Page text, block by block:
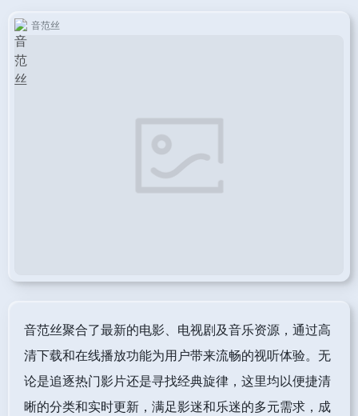
音范丝
音范丝聚合了最新的电影、电视剧及音乐资源，通过高
清下载和在线播放功能为用户带来流畅的视听体验。无
论是追逐热门影片还是寻找经典旋律，这里均以便捷清
晰的分类和实时更新，满足影迷和乐迷的多元需求，成